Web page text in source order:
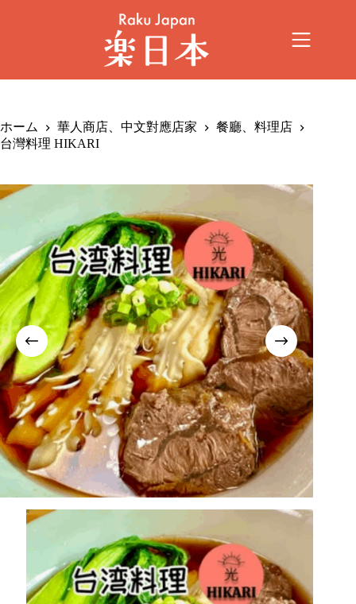
ホーム 華人商店、中文對應店家
餐廳、料理店
台灣料理 HIKARI